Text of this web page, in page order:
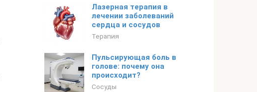
Лазерная терапия в
лечении заболеваний
сердца и сосудов
Терапия
Пульсирующая боль в
голове: почему она
происходит?
Сосуды